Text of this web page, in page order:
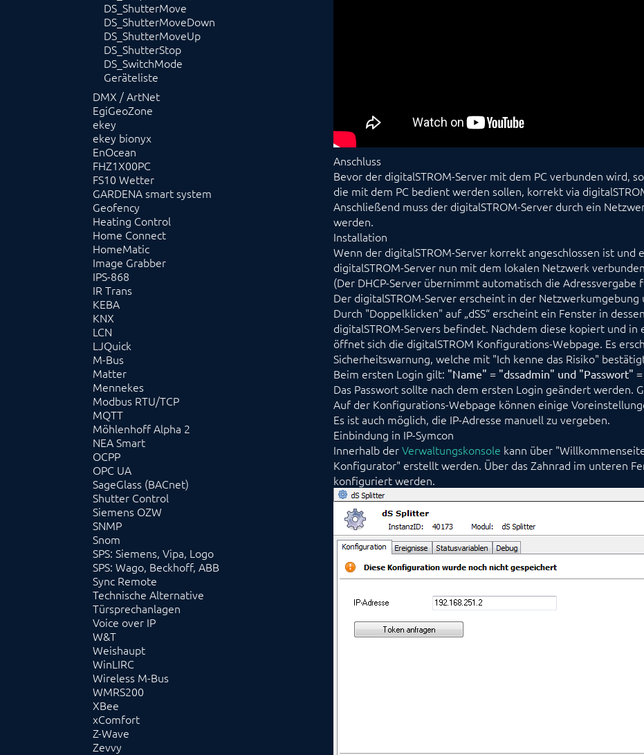
DS_ShutterMove
DS_ShutterMoveDown
DS_ShutterMoveUp
DS_ShutterStop
DS_SwitchMode
Geräteliste
DMX / ArtNet
EgiGeoZone
ekey
ekey bionyx
EnOcean
FHZ1X00PC
FS10 Wetter
GARDENA smart system
Geofency
Heating Control
Home Connect
HomeMatic
Image Grabber
IPS-868
IR Trans
KEBA
KNX
LCN
LJQuick
M-Bus
Matter
Mennekes
Modbus RTU/TCP
MQTT
Möhlenhoff Alpha 2
NEA Smart
OCPP
OPC UA
SageGlass (BACnet)
Shutter Control
Siemens OZW
SNMP
Snom
SPS: Siemens, Vipa, Logo
SPS: Wago, Beckhoff, ABB
Sync Remote
Technische Alternative
Türsprechanlagen
Voice over IP
W&T
Weishaupt
WinLIRC
Wireless M-Bus
WMRS200
XBee
xComfort
Z-Wave
Zevvy
Anschluss
Bevor der digitalSTROM-Server mit dem PC verbunden wird,
die mit dem PC bedient werden sollen, korrekt via
Anschließend muss der digitalSTROM-Server durch ein
werden.
Installation
Wenn der digitalSTROM-Server korrekt angeschlossen ist und
digitalSTROM-Server nun mit dem lokalen Netzwerk
(Der DHCP-Server übernimmt automatisch die
Der digitalSTROM-Server erscheint in der Netzwerkumgebung
Durch "Doppelklicken" auf „dSS“ erscheint ein Fenster in
digitalSTROM-Servers befindet. Nachdem diese kopiert und
öffnet sich die digitalSTROM Konfigurations-Webpage. Es
Sicherheitswarnung, welche mit "Ich kenne das Risiko"
Beim ersten Login gilt: "Name" = "dssadmin" und "Passwort"
Das Passwort sollte nach dem ersten Login geändert werden.
Auf der Konfigurations-Webpage können einige
Es ist auch möglich, die IP-Adresse manuell zu vergeben.
Einbindung in IP-Symcon
Innerhalb derVerwaltungskonsole kann über
Konfigurator" erstellt werden. Über das Zahnrad im unteren
konfiguriert werden.